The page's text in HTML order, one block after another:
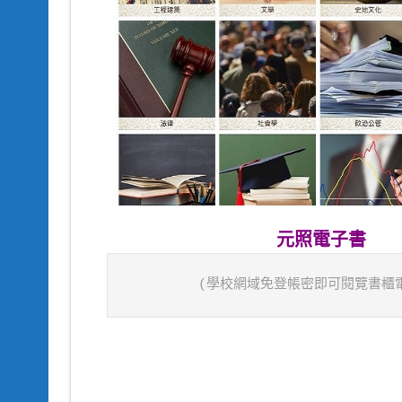
元照電子書
(學校網域免登帳密即可閱覽書櫃